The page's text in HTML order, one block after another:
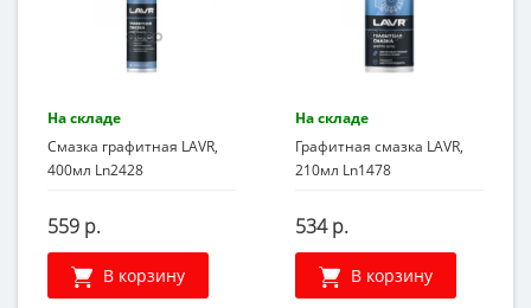
На складе
Смазка графитная LAVR,
400мл Ln2428
559 р.
В корзину
На складе
Графитная смазка LAVR,
210мл Ln1478
534 р.
В корзину